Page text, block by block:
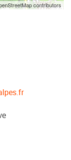
contributors